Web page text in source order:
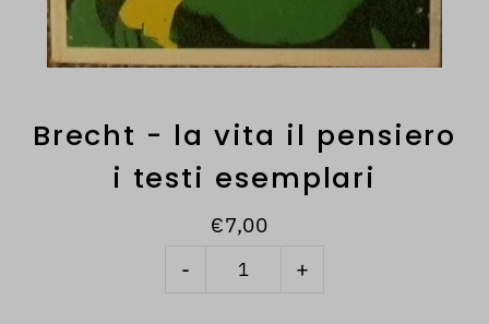
Brecht - la vita il pensiero
i testi esemplari
€7,00
- +